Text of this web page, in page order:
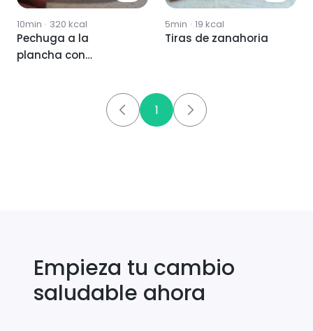
10min · 320 kcal
Pechuga a la
plancha con
5min · 19 kcal
Tiras de zanahoria
1
Empieza tu cambio
saludable ahora